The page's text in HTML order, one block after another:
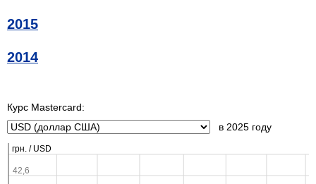
2015
2014
Курс Mastercard:
в 2025 году